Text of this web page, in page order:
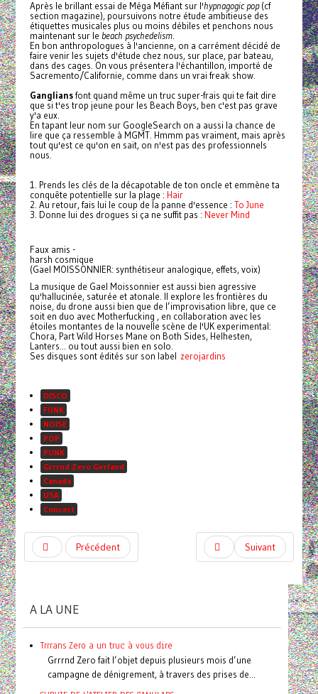
Après le brillant essai de Méga Méfiant sur l'hypnagogic pop(cf
section magazine), poursuivons notre étude ambitieuse des
étiquettes musicales plus ou moins débiles et penchons nous
maintenant sur le beach psychedelism.
En bon anthropologues à l'ancienne, on a carrément décidé de
faire venir les sujets d'étude chez nous, sur place, par bateau,
dans des cages. On vous présentera l'échantillon, importé de
Sacremento/Californie, comme dans un vrai freak show.
Gangliansfont quand même un truc super-frais qui te fait dire
que si t'es trop jeune pour les Beach Boys, ben c'est pas grave
y'a eux.
En tapant leur nom sur GoogleSearch on a aussi la chance de
lire que ça ressemble à MGMT. Hmmm pas vraiment, mais après
tout qu'est ce qu'on en sait, on n'est pas des professionnels
nous.
1. Prends les clés de la décapotable de ton oncle et emmène ta
conquête potentielle sur la plage : Hair
2. Au retour, fais lui le coup de la panne d'essence : To June
3. Donne lui des drogues si ça ne suffit pas : Never Mind
Faux amis -
harsh cosmique
(Gael MOISSONNIER: synthétiseur analogique, effets, voix)
La musique de Gael Moissonnier est aussi bien agressive
qu'hallucinée, saturée et atonale. Il explore les frontières du
noise, du drone aussi bien que de l’improvisation libre, que ce
soit en duo avec Motherfucking , en collaboration avec les
étoiles montantes de la nouvelle scène de l'UK experimental:
Chora, Part Wild Horses Mane on Both Sides, Helhesten,
Lanters... ou tout aussi bien en solo.
Ses disques sont édités sur son label zerojardins
DISCO
FUNK
NOISE
POP
PUNK
Grrrnd Zero Gerland
Canada
USA
Concert
Précédent Suivant
A LA UNE
Trrrans Zero a un truc à vous dire
Grrrnd Zero fait l’objet depuis plusieurs mois d’une
campagne de dénigrement, à travers des prises de...